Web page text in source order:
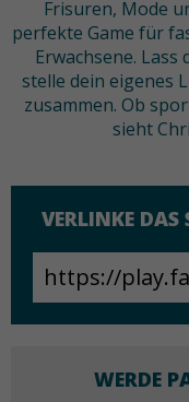
Frisuren, Mode
perfekte Game für
Erwachsene.
stelle dein eigenes
zusammen. Ob
sieht
VERLINKE DAS
WERDE